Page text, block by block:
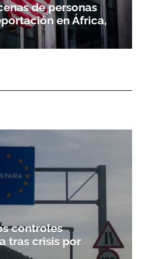
de personas
en África,
controles
tras crisis por